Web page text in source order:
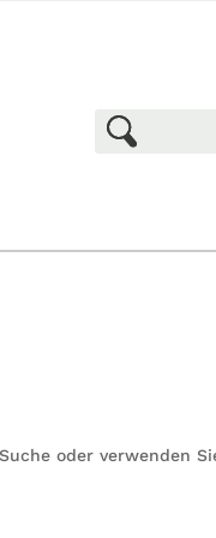
oder verwenden